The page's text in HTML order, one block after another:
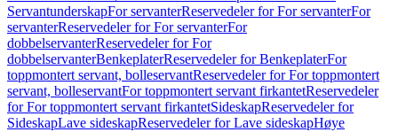
ServantunderskapFor servanterReservedeler for For servanterFor
servanterReservedeler for For servanterFor
dobbelservanterReservedeler for For
dobbelservanterBenkeplaterReservedeler for BenkeplaterFor
toppmontert servant, bolleservantReservedeler for For toppmontert
servant, bolleservantFor toppmontert servant firkantetReservedeler
for For toppmontert servant firkantetSideskapReservedeler for
SideskapLave sideskapReservedeler for Lave sideskapHøye